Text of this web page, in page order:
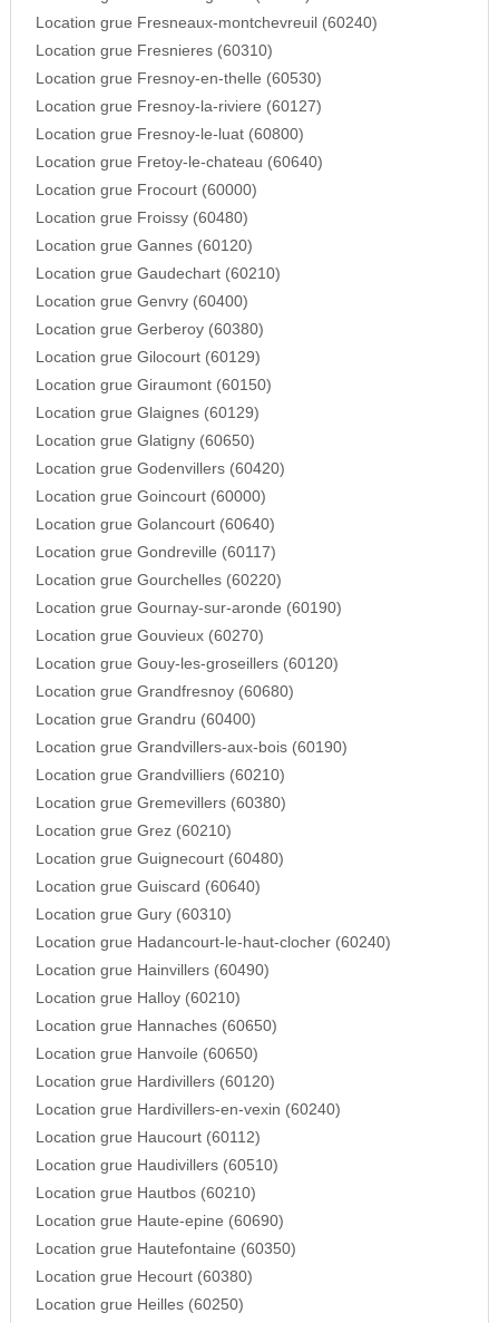
Location grue Fresneaux-montchevreuil (60240)
Location grue Fresnieres (60310)
Location grue Fresnoy-en-thelle (60530)
Location grue Fresnoy-la-riviere (60127)
Location grue Fresnoy-le-luat (60800)
Location grue Fretoy-le-chateau (60640)
Location grue Frocourt (60000)
Location grue Froissy (60480)
Location grue Gannes (60120)
Location grue Gaudechart (60210)
Location grue Genvry (60400)
Location grue Gerberoy (60380)
Location grue Gilocourt (60129)
Location grue Giraumont (60150)
Location grue Glaignes (60129)
Location grue Glatigny (60650)
Location grue Godenvillers (60420)
Location grue Goincourt (60000)
Location grue Golancourt (60640)
Location grue Gondreville (60117)
Location grue Gourchelles (60220)
Location grue Gournay-sur-aronde (60190)
Location grue Gouvieux (60270)
Location grue Gouy-les-groseillers (60120)
Location grue Grandfresnoy (60680)
Location grue Grandru (60400)
Location grue Grandvillers-aux-bois (60190)
Location grue Grandvilliers (60210)
Location grue Gremevillers (60380)
Location grue Grez (60210)
Location grue Guignecourt (60480)
Location grue Guiscard (60640)
Location grue Gury (60310)
Location grue Hadancourt-le-haut-clocher (60240)
Location grue Hainvillers (60490)
Location grue Halloy (60210)
Location grue Hannaches (60650)
Location grue Hanvoile (60650)
Location grue Hardivillers (60120)
Location grue Hardivillers-en-vexin (60240)
Location grue Haucourt (60112)
Location grue Haudivillers (60510)
Location grue Hautbos (60210)
Location grue Haute-epine (60690)
Location grue Hautefontaine (60350)
Location grue Hecourt (60380)
Location grue Heilles (60250)